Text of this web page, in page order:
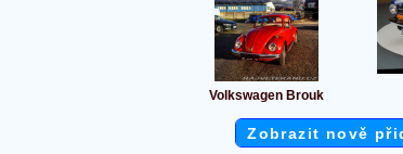
Volkswagen Brouk
Zobrazit nově